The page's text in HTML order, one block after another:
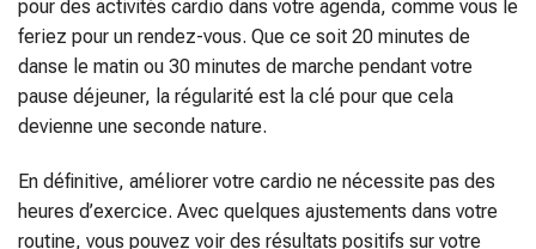
pour des activités cardio dans votre agenda, comme vous le
feriez pour un rendez-vous. Que ce soit 20 minutes de
danse le matin ou 30 minutes de marche pendant votre
pause déjeuner, la régularité est la clé pour que cela
devienne une seconde nature.
En définitive, améliorer votre cardio ne nécessite pas des
heures d’exercice. Avec quelques ajustements dans votre
routine, vous pouvez voir des résultats positifs sur votre